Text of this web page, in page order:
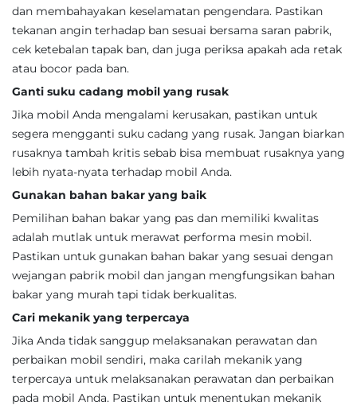
dan membahayakan keselamatan pengendara. Pastikan
tekanan angin terhadap ban sesuai bersama saran pabrik,
cek ketebalan tapak ban, dan juga periksa apakah ada retak
atau bocor pada ban.
Ganti suku cadang mobil yang rusak
Jika mobil Anda mengalami kerusakan, pastikan untuk
segera mengganti suku cadang yang rusak. Jangan biarkan
rusaknya tambah kritis sebab bisa membuat rusaknya yang
lebih nyata-nyata terhadap mobil Anda.
Gunakan bahan bakar yang baik
Pemilihan bahan bakar yang pas dan memiliki kwalitas
adalah mutlak untuk merawat performa mesin mobil.
Pastikan untuk gunakan bahan bakar yang sesuai dengan
wejangan pabrik mobil dan jangan mengfungsikan bahan
bakar yang murah tapi tidak berkualitas.
Cari mekanik yang terpercaya
Jika Anda tidak sanggup melaksanakan perawatan dan
perbaikan mobil sendiri, maka carilah mekanik yang
terpercaya untuk melaksanakan perawatan dan perbaikan
pada mobil Anda. Pastikan untuk menentukan mekanik